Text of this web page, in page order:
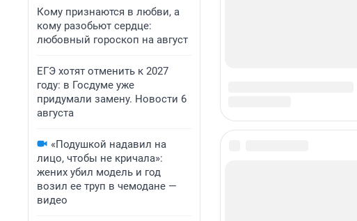
Кому признаются в любви, а
кому разобьют сердце:
любовный гороскоп на август
ЕГЭ хотят отменить к 2027
году: в Госдуме уже
придумали замену. Новости 6
августа
«Подушкой надавил на
лицо, чтобы не кричала»:
жених убил модель и год
возил ее труп в чемодане —
видео